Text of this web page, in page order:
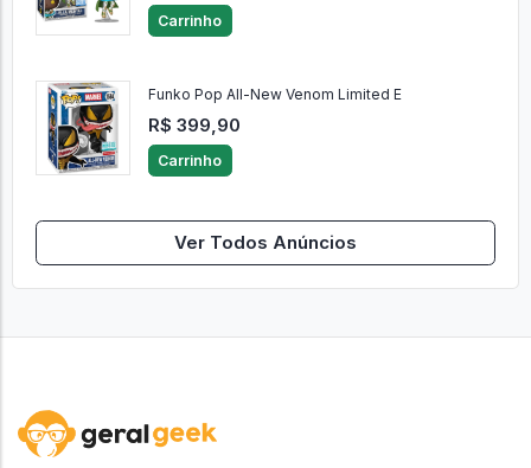
Carrinho
Funko Pop All-New Venom Limited E
R$ 399,90
Carrinho
Ver Todos Anúncios